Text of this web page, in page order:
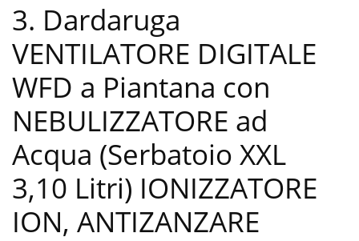
3. Dardaruga
VENTILATORE DIGITALE
WFD a Piantana con
NEBULIZZATORE ad
Acqua (Serbatoio XXL
3,10 Litri) IONIZZATORE
ION, ANTIZANZARE